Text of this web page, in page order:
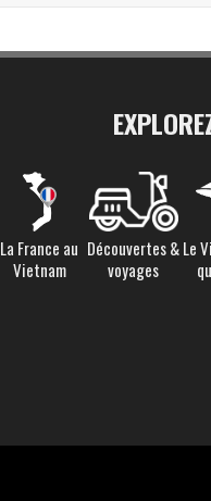
La France au
Vietnam
Découvertes &
voyages
Le